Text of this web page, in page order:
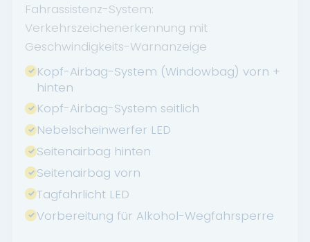
Fahrassistenz-System:
Verkehrszeichenerkennung mit
Geschwindigkeits-Warnanzeige
Kopf-Airbag-System (Windowbag) vorn +
hinten
Kopf-Airbag-System seitlich
Nebelscheinwerfer LED
Seitenairbag hinten
Seitenairbag vorn
Tagfahrlicht LED
Vorbereitung für Alkohol-Wegfahrsperre